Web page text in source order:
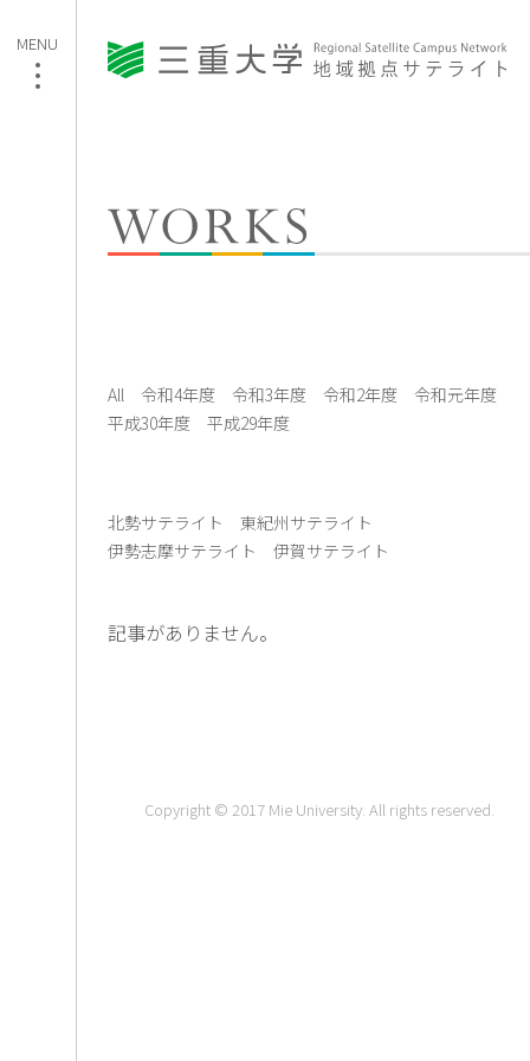
All 令和4年度 令和3年度 令和2年度
令和元年度
平成30年度
平成29年度
北勢サテライト
東紀州サテライト
伊勢志摩サテライト
伊賀サテライト
記事がありません。
Copyright © 2017 Mie University. All rights reserved.